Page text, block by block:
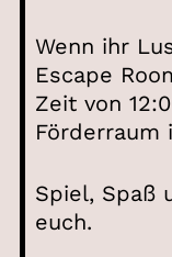
Wenn ihr
Escape
Zeit von
Förderraum
Spiel, Spaß
euch.